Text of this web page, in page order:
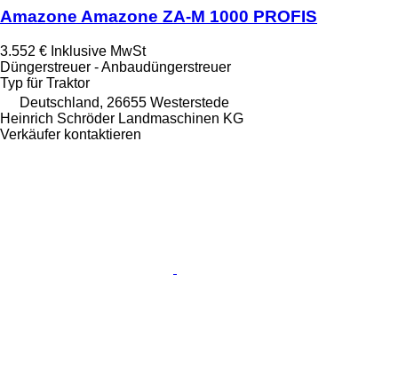
Amazone Amazone ZA-M 1000 PROFIS
3.552 € Inklusive MwSt
Düngerstreuer - Anbaudüngerstreuer
Typ für Traktor
Deutschland, 26655 Westerstede
Heinrich Schröder Landmaschinen KG
Verkäufer kontaktieren